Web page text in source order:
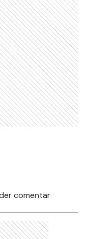
comentar